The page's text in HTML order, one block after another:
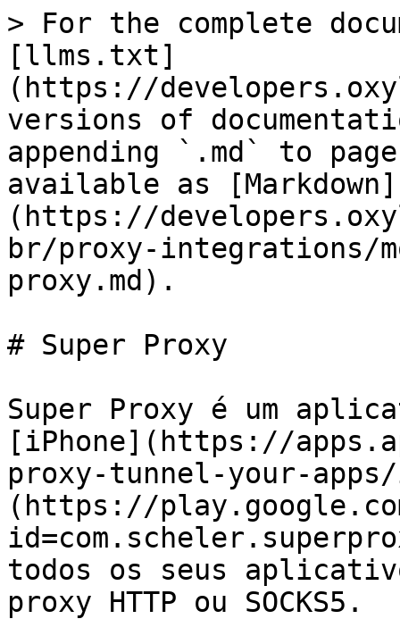
> For the complete
[llms.txt]
(https://
versions of
appending `.md` to
available as [Markdown]
(https://
br/proxy-integrations/
proxy.md).
# Super Proxy
Super Proxy é um
[iPhone](https://
proxy-tunnel-your-
(https://
todos os seus
proxy HTTP ou SOCKS5.